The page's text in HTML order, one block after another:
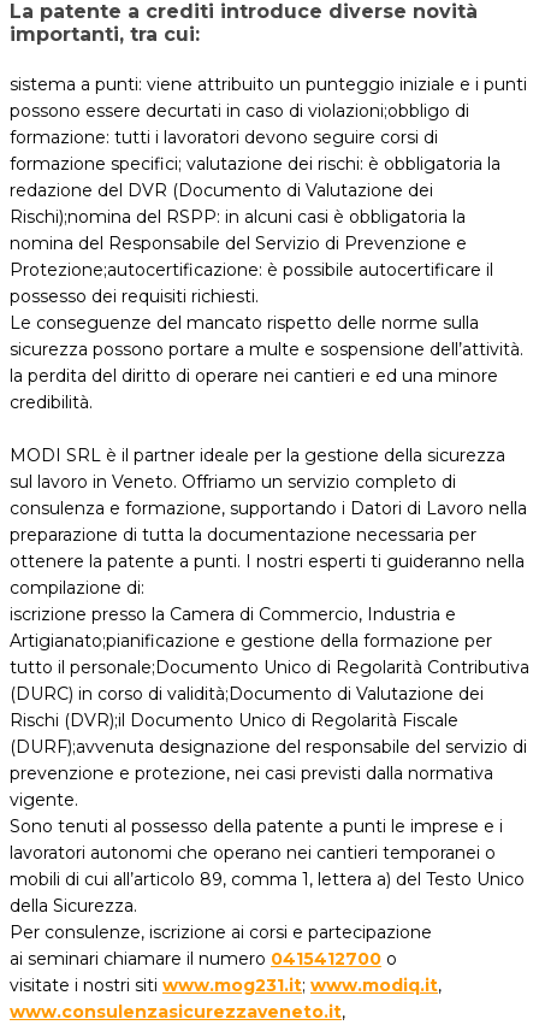
La patente a crediti introduce diverse novità
importanti, tra cui:
sistema a punti: viene attribuito un punteggio iniziale e i punti
possono essere decurtati in caso di violazioni;obbligo di
formazione: tutti i lavoratori devono seguire corsi di
formazione specifici; valutazione dei rischi: è obbligatoria la
redazione del DVR (Documento di Valutazione dei
Rischi);nomina del RSPP: in alcuni casi è obbligatoria la
nomina del Responsabile del Servizio di Prevenzione e
Protezione;autocertificazione: è possibile autocertificare il
possesso dei requisiti richiesti.
Le conseguenze del mancato rispetto delle norme sulla
sicurezza possono portare a multe e sospensione dell’attività.
la perdita del diritto di operare nei cantieri e ed una minore
credibilità.
MODI SRL è il partner ideale per la gestione della sicurezza
sul lavoro in Veneto. Offriamo un servizio completo di
consulenza e formazione, supportando i Datori di Lavoro nella
preparazione di tutta la documentazione necessaria per
ottenere la patente a punti.
I nostri esperti ti guideranno nella
compilazione di:
iscrizione presso la Camera di Commercio, Industria e
Artigianato;pianificazione e gestione della formazione per
tutto il personale;Documento Unico di Regolarità Contributiva
(DURC) in corso di validità;Documento di Valutazione dei
Rischi (DVR);il Documento Unico di Regolarità Fiscale
(DURF);avvenuta designazione del responsabile del servizio di
prevenzione e protezione, nei casi previsti dalla normativa
vigente.
Sono tenuti al possesso della patente a punti le imprese e i
lavoratori autonomi che operano nei cantieri temporanei o
mobili di cui all’articolo 89, comma 1, lettera a) del Testo Unico
della Sicurezza.
Per consulenze, iscrizione ai corsi e partecipazione
ai seminari chiamare il numero 0415412700 o
visitate i nostri siti www.mog231.it; www.modiq.it,
www.consulenzasicurezzaveneto.it,